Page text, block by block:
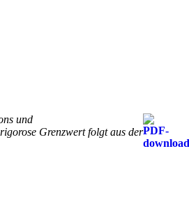
und
Grenzwert folgt aus der